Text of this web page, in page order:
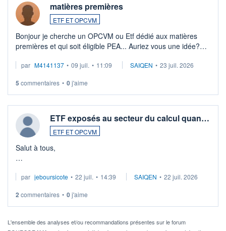
matières premières
ETF ET OPCVM
Bonjour je cherche un OPCVM ou Etf dédié aux matières
premières et qui soit éligible PEA... Auriez vous une idée?
par M4141137 • 09 juil. • 11:09 SAIQEN • 23 juil. 2026
5 commentaires • 0j'aime
ETF exposés au secteur du calcul quan…
ETF ET OPCVM
Salut à tous,
via un ETF plutôt que des actions individuelles.
Idéalement, je voudrais qu'il soit éligible au PEA.
Pour l' ...
par jeboursicote • 22 juil. • 14:39 SAIQEN • 22 juil. 2026
2 commentaires • 0j'aime
L'ensemble des analyses et/ou recommandations présentes sur le forum